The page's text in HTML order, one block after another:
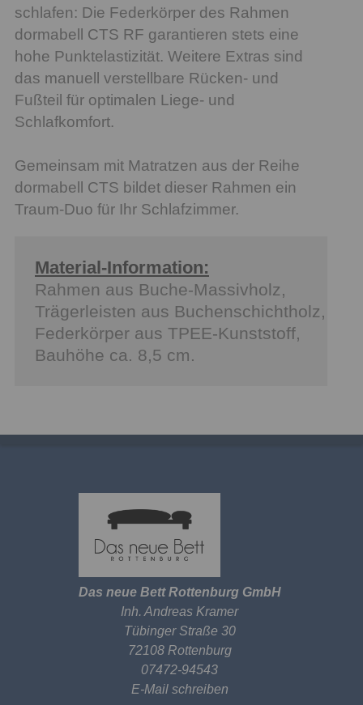
schlafen: Die Federkörper des Rahmen
dormabell CTS RF garantieren stets eine
hohe Punktelastizität. Weitere Extras sind
das manuell verstellbare Rücken- und
Fußteil für optimalen Liege- und
Schlafkomfort.
Gemeinsam mit Matratzen aus der Reihe
dormabell CTS bildet dieser Rahmen ein
Traum-Duo für Ihr Schlafzimmer.
Material-Information:
Rahmen aus Buche-Massivholz,
Trägerleisten aus Buchenschichtholz,
Federkörper aus TPEE-Kunststoff,
Bauhöhe ca. 8,5 cm.
Das neue Bett Rottenburg GmbH
Inh. Andreas Kramer
Tübinger Straße 30
72108 Rottenburg
07472-94543
E-Mail schreiben